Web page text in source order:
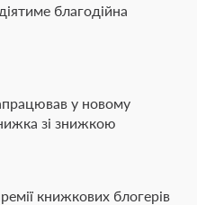
благодійна
у новому
зі знижкою
книжкових блогерів